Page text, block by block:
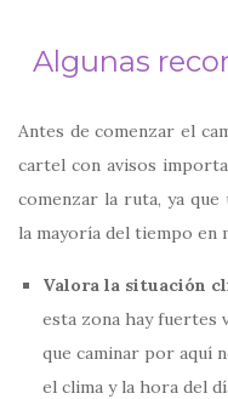
Algunas
Antes de comenzar el
cartel con avisos
comenzar la ruta, ya que
la mayoría del tiempo en
Valora la situación
esta zona hay fuertes
que caminar por aquí
el clima y la hora del